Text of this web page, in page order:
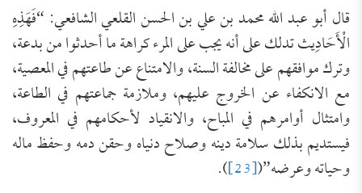
قال أبو عبد الله محمد بن علي بن الحسن القلعي الشافعي: “فَهَذِهِ
الْأَحَادِيث تدلك على أنه يجب على المرء كراهة ما أحدثوا من بدعة،
وترك موافقهم على مخالفة السنة، والامتناع عن طاعتهم في المعصية،
مع الانكفاء عن الخروج عليهم، وملازمة جماعتهم في الطاعة،
وامتثال أوامرهم في المباح، والانقياد لأحكامهم في المعروف،
فيستديم بذلك سلامة دينه وصلاح دنياه وحقن دمه وحفظ ماله
وحياته وعرضه”([23]
).